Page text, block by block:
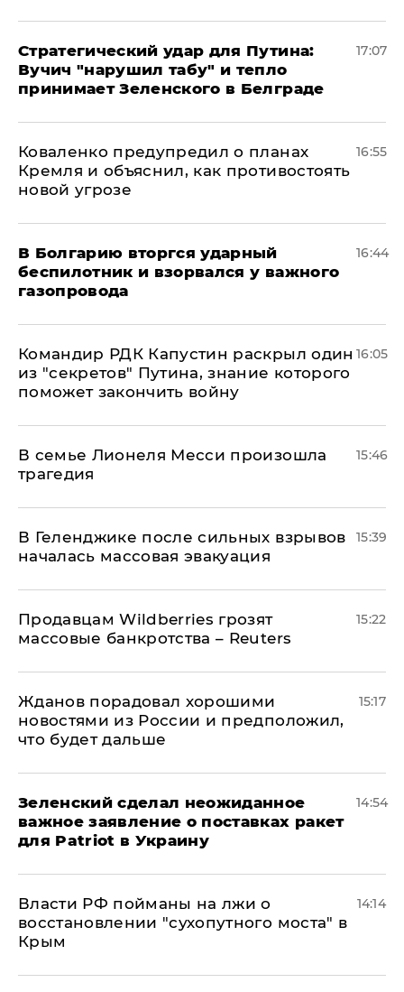
Стратегический удар для Путина:
Вучич "нарушил табу" и тепло
принимает Зеленского в Белграде
17:07
Коваленко предупредил о планах
Кремля и объяснил, как противостоять
новой угрозе
16:55
В Болгарию вторгся ударный
беспилотник и взорвался у важного
газопровода
16:44
Командир РДК Капустин раскрыл один
из "секретов" Путина, знание которого
поможет закончить войну
16:05
В семье Лионеля Месси произошла
трагедия
15:46
В Геленджике после сильных взрывов
началась массовая эвакуация
15:39
Продавцам Wildberries грозят
массовые банкротства – Reuters
15:22
Жданов порадовал хорошими
новостями из России и предположил,
что будет дальше
15:17
Зеленский сделал неожиданное
важное заявление о поставках ракет
для Patriot в Украину
14:54
Власти РФ пойманы на лжи о
восстановлении "сухопутного моста" в
Крым
14:14